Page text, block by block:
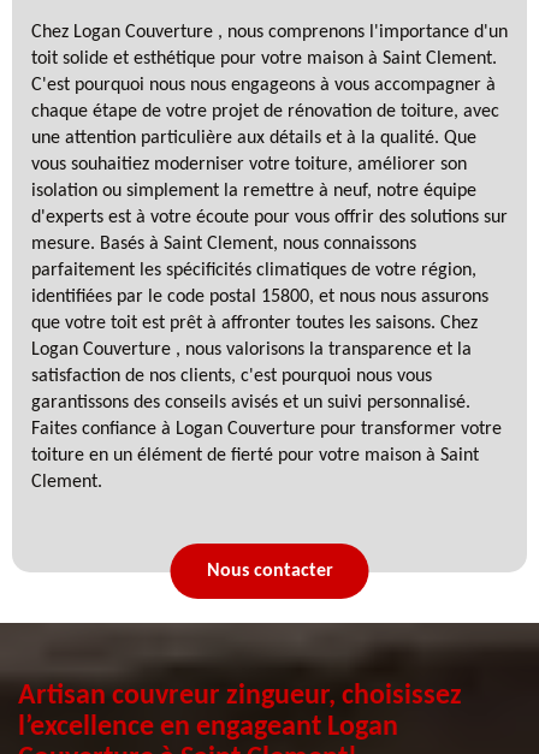
Chez Logan Couverture , nous comprenons l'importance d'un
toit solide et esthétique pour votre maison à Saint Clement.
C'est pourquoi nous nous engageons à vous accompagner à
chaque étape de votre projet de rénovation de toiture, avec
une attention particulière aux détails et à la qualité. Que
vous souhaitiez moderniser votre toiture, améliorer son
isolation ou simplement la remettre à neuf, notre équipe
d'experts est à votre écoute pour vous offrir des solutions sur
mesure. Basés à Saint Clement, nous connaissons
parfaitement les spécificités climatiques de votre région,
identifiées par le code postal 15800, et nous nous assurons
que votre toit est prêt à affronter toutes les saisons. Chez
Logan Couverture , nous valorisons la transparence et la
satisfaction de nos clients, c'est pourquoi nous vous
garantissons des conseils avisés et un suivi personnalisé.
Faites confiance à Logan Couverture pour transformer votre
toiture en un élément de fierté pour votre maison à Saint
Clement.
Nous contacter
Artisan couvreur zingueur, choisissez
l’excellence en engageant Logan